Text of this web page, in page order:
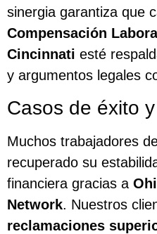
sinergia garantiza que
Compensación
Cincinnati esté
y argumentos legales
Casos de éxito
Muchos trabajadores
recuperado su
financiera gracias a
Network. Nuestros
reclamaciones